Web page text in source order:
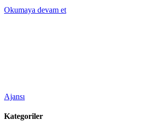
Okumaya devam et
Ajansı
Kategoriler